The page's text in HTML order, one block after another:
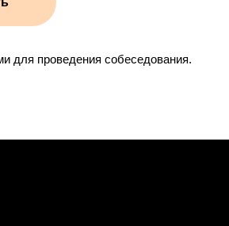
для проведения собеседования.